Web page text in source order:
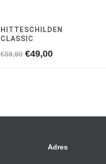
HITTESCHILDEN
CLASSIC
€59,90 Oorspronkelijke
€49,00Huidige
Adres